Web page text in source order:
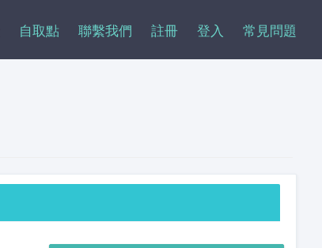
自取點 聯繫我們 註冊 登入 常見問題